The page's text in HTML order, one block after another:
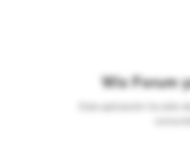
Wix Forum
Esta aplicación ha sido